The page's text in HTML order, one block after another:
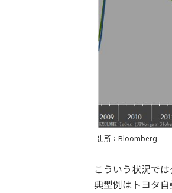
出所：Bloomberg
こういう状況で
典型例はトヨタ